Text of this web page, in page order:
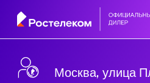
Москва, улица